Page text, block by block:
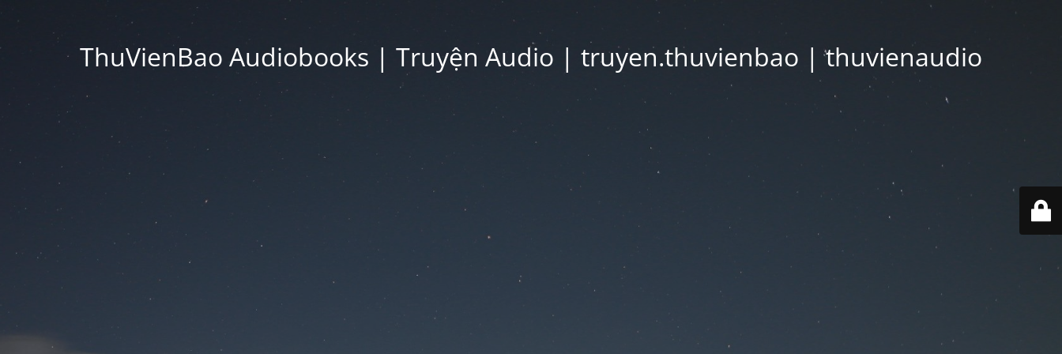
ThuVienBao Audiobooks | Truyện Audio | truyen.thuvienbao | thuvienaudio